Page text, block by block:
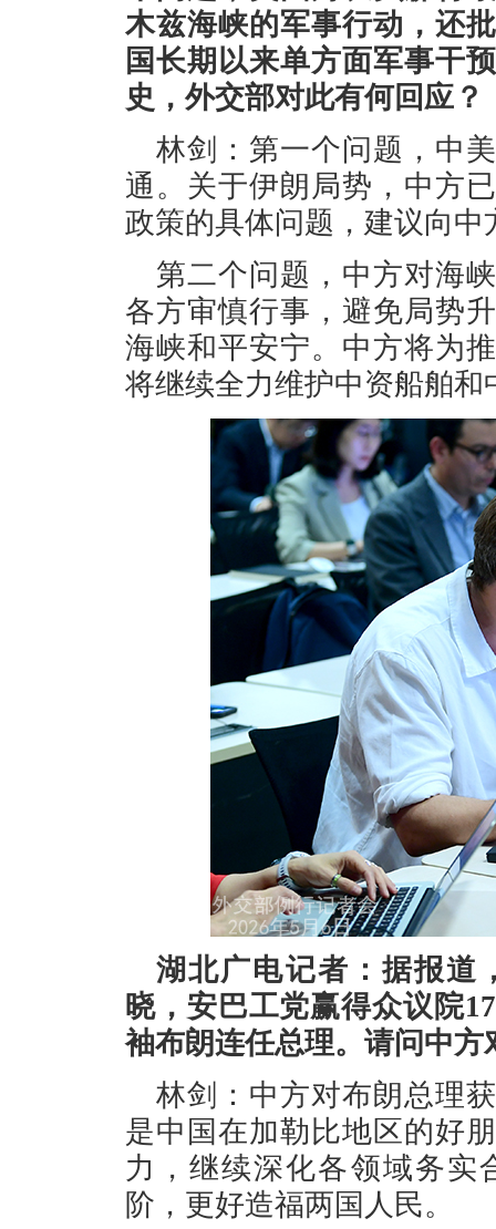
木兹海峡的军事行动，还
国长期以来单方面军事干
史，外交部对此有何回应？
林剑：第一个问题，中
通。关于伊朗局势，中方
政策的具体问题，建议向中
第二个问题，中方对海
各方审慎行事，避免局势
海峡和平安宁。中方将为
将继续全力维护中资船舶
湖北广电记者：据报道
晓，安巴工党赢得众议院
袖布朗连任总理。请问中方
林剑：中方对布朗总理
是中国在加勒比地区的好
力，继续深化各领域务实
阶，更好造福两国人民。